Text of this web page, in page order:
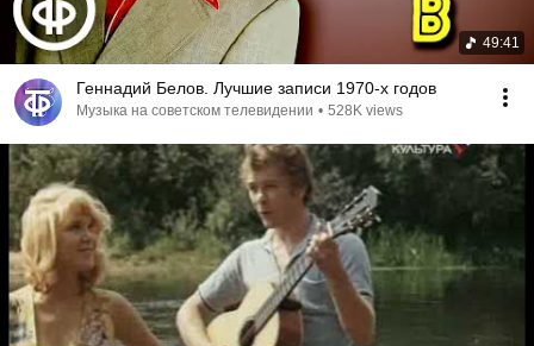
49:41
Геннадий Белов. Лучшие записи 1970-х годов
Музыка на советском телевидении • 528K views